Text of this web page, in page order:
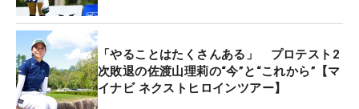
「やることはたくさんある」 プロテスト2
次敗退の佐渡山理莉の“今”と“これから”【マ
イナビ ネクストヒロインツアー】